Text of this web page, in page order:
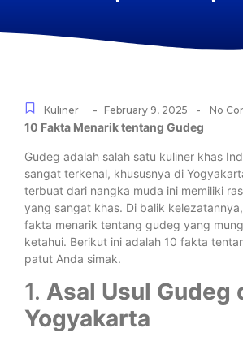
Kuliner - February 9, 2025 - No
10 Fakta Menarik tentang Gudeg
Gudeg adalah salah satu kuliner khas
sangat terkenal, khususnya di
terbuat dari nangka muda ini memiliki
yang sangat khas. Di balik
fakta menarik tentang gudeg yang
ketahui. Berikut ini adalah 10 fakta
patut Anda simak.
1. Asal Usul Gudeg
Yogyakarta